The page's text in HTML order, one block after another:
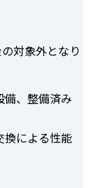
対象外となり
備、整備済み
換による性能